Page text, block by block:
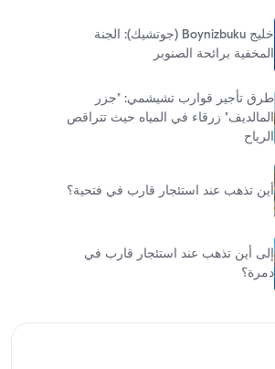
خليج Boynizbuku (جوتشيك): الجنة
المخفية برائحة الصنوبر
طرق تأجير قوارب تشيشمي: "جزر
المالديف" زرقاء في المياه حيث تتراقص
الرياح
أين تذهب عند استئجار قارب في فتحية؟
إلى أين تذهب عند استئجار قارب في
دمرة؟